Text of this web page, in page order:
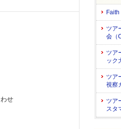
せ
Faith
ツア
会（
ツア
ック
ツア
視察
ツア
スタ